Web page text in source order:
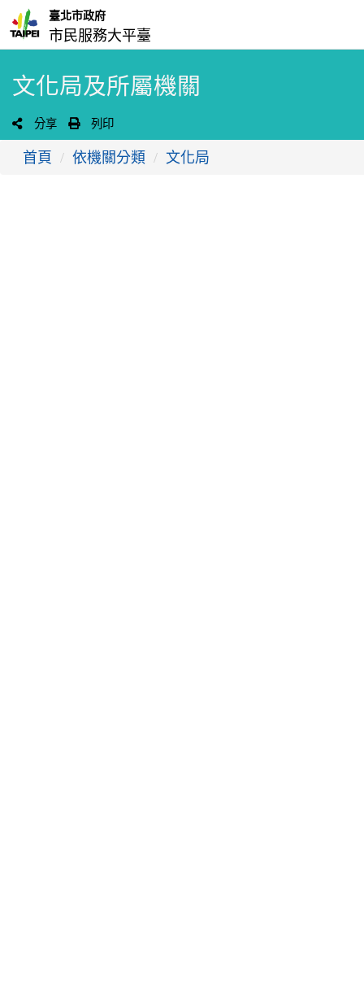
臺北市政府
市民服務大平臺
文化局及所屬機關
分享 列印
首頁 依機關分類 文化局